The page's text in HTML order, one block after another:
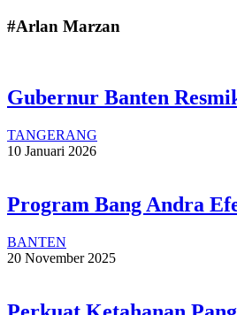
#Arlan Marzan
Gubernur Banten
TANGERANG
10 Januari 2026
Program Bang Andra
BANTEN
20 November 2025